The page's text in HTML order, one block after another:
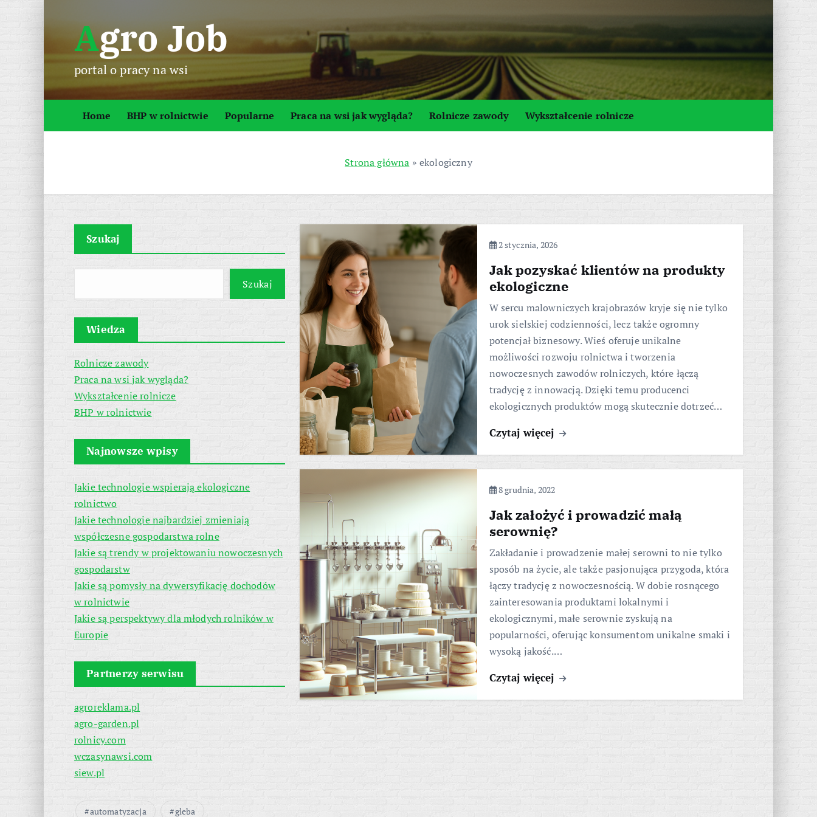
p
o
Agro Job
portal o pracy na wsi
Home BHP w rolnictwie Popularne Praca na wsi jak wygląda? Rolnicze zawody Wykształcenie rolnicze
Strona główna » ekologiczny
Szukaj
Szukaj
Wiedza
Rolnicze zawody
Praca na wsi jak wygląda?
Wykształcenie rolnicze
BHP w rolnictwie
Najnowsze wpisy
Jakie technologie wspierają ekologiczne
rolnictwo
Jakie technologie najbardziej zmieniają
współczesne gospodarstwa rolne
Jakie są trendy w projektowaniu nowoczesnych
gospodarstw
Jakie są pomysły na dywersyfikację dochodów
w rolnictwie
Jakie są perspektywy dla młodych rolników w
Europie
Partnerzy serwisu
agroreklama.pl
agro-garden.pl
rolnicy.com
wczasynawsi.com
siew.pl
automatyzacja gleba
2 stycznia, 2026
Jak pozyskać klientów na produkty
ekologiczne
W sercu malowniczych krajobrazów kryje się nie tylko
urok sielskiej codzienności, lecz także ogromny
potencjał biznesowy. Wieś oferuje unikalne
możliwości rozwoju rolnictwa i tworzenia
nowoczesnych zawodów rolniczych, które łączą
tradycję z innowacją. Dzięki temu producenci
ekologicznych produktów mogą skutecznie dotrzeć…
Czytaj więcej
8 grudnia, 2022
Jak założyć i prowadzić małą
serownię?
Zakładanie i prowadzenie małej serowni to nie tylko
sposób na życie, ale także pasjonująca przygoda, która
łączy tradycję z nowoczesnością. W dobie rosnącego
zainteresowania produktami lokalnymi i
ekologicznymi, małe serownie zyskują na
popularności, oferując konsumentom unikalne smaki i
wysoką jakość.…
Czytaj więcej